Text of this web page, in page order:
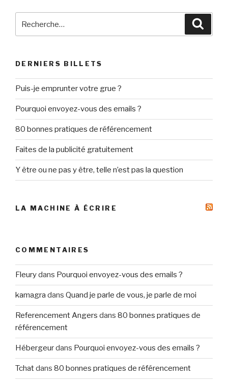
pour
DERNIERS BILLETS
Puis-je emprunter votre grue ?
Pourquoi envoyez-vous des emails ?
80 bonnes pratiques de référencement
Faites de la publicité gratuitement
Y être ou ne pas y être, telle n’est pas la question
LA MACHINE À ÉCRIRE
COMMENTAIRES
Fleurydans Pourquoi envoyez-vous des emails ?
kamagra dans Quand je parle de vous, je parle de moi
Referencement Angers dans 80 bonnes pratiques de
référencement
Hébergeurdans Pourquoi envoyez-vous des emails ?
Tchatdans 80 bonnes pratiques de référencement